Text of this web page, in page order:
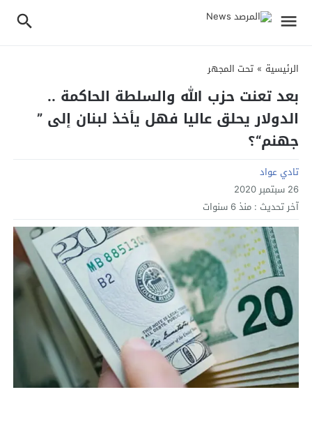
الرئيسية » تحت المجهر
بعد تعنت حزب الله والسلطة الحاكمة ..
الدولار يحلق عاليا فهل يأخذ لبنان إلى ”
جهنم“؟
تادي عواد
26 سبتمبر 2020
آخر تحديث : منذ 6 سنوات